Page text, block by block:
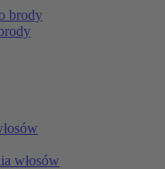
brody
włosów